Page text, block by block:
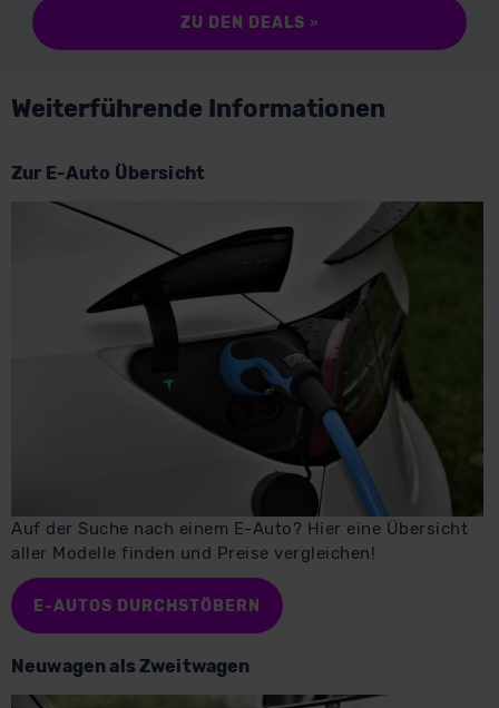
ZU DEN DEALS »
Weiterführende Informationen
Zur E-Auto Übersicht
Auf der Suche nach einem E-Auto? Hier eine Übersicht
aller Modelle finden und Preise vergleichen!
E-AUTOS DURCHSTÖBERN
Neuwagen als Zweitwagen